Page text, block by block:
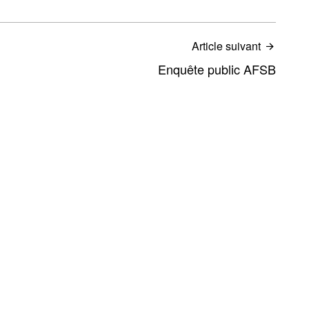
Article suivant
Enquête public AFSB